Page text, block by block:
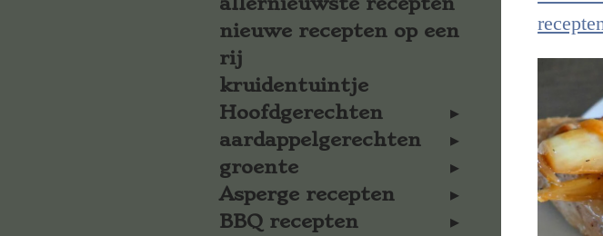
nieuwe recepten op een
rij
kruidentuintje
Hoofdgerechten
aardappelgerechten
groente
Asperge recepten
BBQ recepten